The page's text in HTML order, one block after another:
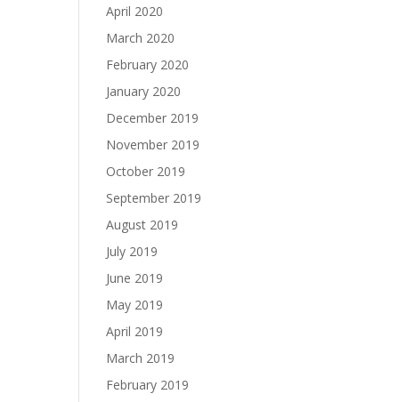
April 2020
March 2020
February 2020
January 2020
December 2019
November 2019
October 2019
September 2019
August 2019
July 2019
June 2019
May 2019
April 2019
March 2019
February 2019